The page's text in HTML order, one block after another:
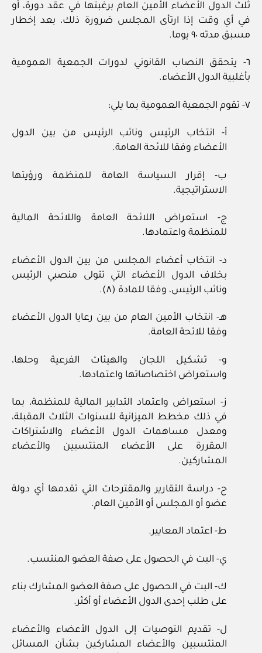
ثلث الدول الأعضاء الأمين العام برغبتها في عقد دورة، أو
في أي وقت إذا ارتأى المجلس ضرورة ذلك، بعد إخطار
مسبق مدته ٩٠ يوما.
٦- يتحقق النصاب القانوني لدورات الجمعية العمومية
بأغلبية الدول الأعضاء.
٧- تقوم الجمعية العمومية بما يلي:
أ- انتخاب الرئيس ونائب الرئيس من بين الدول
الأعضاء وفقا للائحة العامة.
ب- إقرار السياسة العامة للمنظمة ورؤيتها
الاستراتيجية.
ج- استعراض اللائحة العامة واللائحة المالية
للمنظمة واعتمادها.
د- انتخاب أعضاء المجلس من بين الدول الأعضاء
بخلاف الدول الأعضاء التي تتولى منصبي الرئيس
ونائب الرئيس، وفقا للمادة (٨).
هـ- انتخاب الأمين العام من بين رعايا الدول الأعضاء
وفقا للائحة العامة.
و- تشكيل اللجان والهيئات الفرعية وحلها،
واستعراض اختصاصاتها واعتمادها.
ز- استعراض واعتماد التدابير المالية للمنظمة، بما
في ذلك مخطط الميزانية للسنوات الثلاث المقبلة،
ومعدل مساهمات الدول الأعضاء والاشتراكات
المقررة على الأعضاء المنتسبين والأعضاء
المشاركين.
ح- دراسة التقارير والمقترحات التي تقدمها أي دولة
عضو أو المجلس أو الأمين العام.
ط- اعتماد المعايير.
ي- البت في الحصول على صفة العضو المنتسب.
ك- البت في الحصول على صفة العضو المشارك بناء
على طلب إحدى الدول الأعضاء أو أكثر.
ل- تقديم التوصيات إلى الدول الأعضاء والأعضاء
المنتسبين والأعضاء المشاركين بشأن المسائل